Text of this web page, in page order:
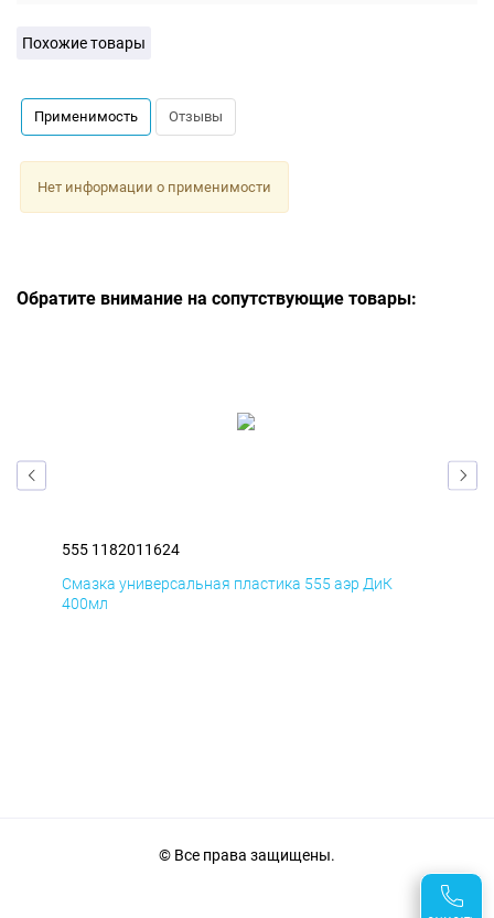
Похожие товары
Применимость Отзывы
Нет информации о применимости
Обратите внимание на сопутствующие товары:
555 1182011624
Смазка универсальная пластика 555 аэр ДиК
400мл
© Все права защищены.